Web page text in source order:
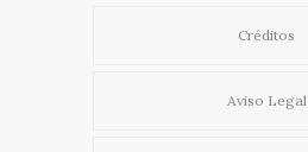
Créditos
Aviso Legal